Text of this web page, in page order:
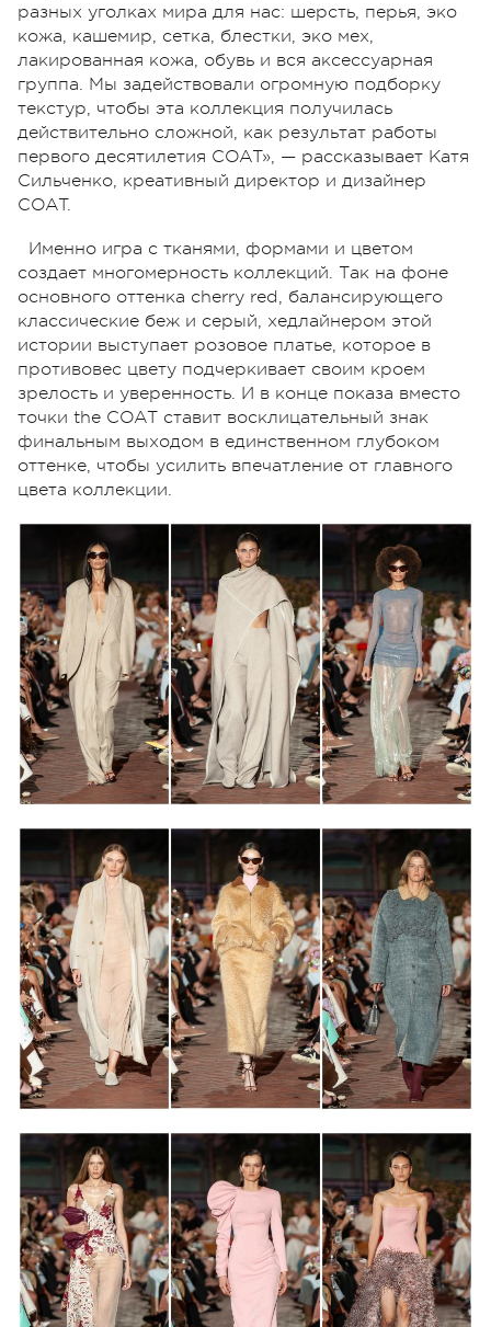
разных уголках мира для нас: шерсть, перья, эко
кожа, кашемир, сетка, блестки, эко мех,
лакированная кожа, обувь и вся аксессуарная
группа. Мы задействовали огромную подборку
текстур, чтобы эта коллекция получилась
действительно сложной, как результат работы
первого десятилетия COAT», — рассказывает Катя
Сильченко, креативный директор и дизайнер
COAT.
Именно игра с тканями, формами и цветом
создает многомерность коллекций. Так на фоне
основного оттенка cherry red, балансирующего
классические беж и серый, хедлайнером этой
истории выступает розовое платье, которое в
противовес цвету подчеркивает своим кроем
зрелость и уверенность. И в конце показа вместо
точки the COAT ставит восклицательный знак
финальным выходом в единственном глубоком
оттенке, чтобы усилить впечатление от главного
цвета коллекции.